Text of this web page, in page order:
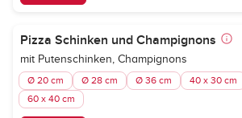
Pizza Schinken und Champignons
mit Putenschinken, Champignons
Ø 20 cm Ø 28 cm Ø 36 cm
40 x 30 cm
60 x 40 cm